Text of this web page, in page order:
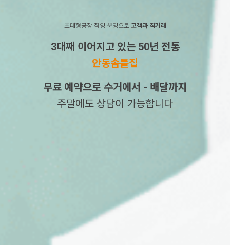
초대형공장 직영 운영으로 고객과 직거래
3대째 이어지고 있는 50년 전통
안동솜틀집
무료 예약으로 수거에서 - 배달까지
주말에도 상담이 가능합니다